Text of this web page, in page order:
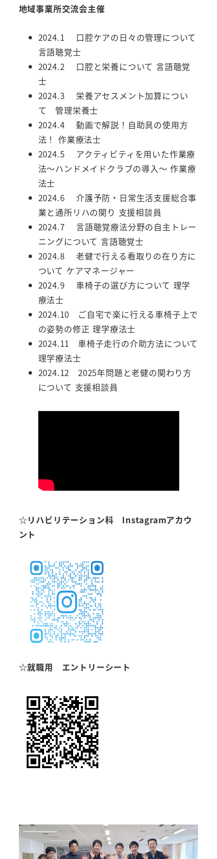
地域事業所交流会主催
2024.1 口腔ケアの日々の管理について
言語聴覚士
2024.2 口腔と栄養について 言語聴覚
士
2024.3 栄養アセスメント加算につい
て 管理栄養士
2024.4 動画で解説！自助具の使用方
法！ 作業療法士
2024.5 アクティビティを用いた作業療
法～ハンドメイドクラブの導入～ 作業療
法士
2024.6 介護予防・日常生活支援総合事
業と通所リハの関り 支援相談員
2024.7 言語聴覚療法分野の自主トレー
ニングについて 言語聴覚士
2024.8 老健で行える看取りの在り方に
ついて ケアマネージャー
2024.9 車椅子の選び方について 理学
療法士
2024.10 ご自宅で楽に行える車椅子上で
の姿勢の修正 理学療法士
2024.11 車椅子走行の介助方法について
理学療法士
2024.12 2025年問題と老健の関わり方
について 支援相談員
☆リハビリテーション科 Instagramアカウ
ント
☆就職用 エントリーシート